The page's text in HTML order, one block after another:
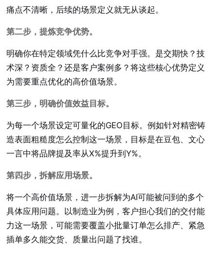
痛点不清晰，后续的场景定义就无从谈起。
第二步，提炼竞争优势。
明确你在特定领域凭什么比竞争对手强。是交期快？技
术深？资质全？还是客户案例多？将这些核心优势定义
为需要重点优化的高价值场景。
第三步，明确价值效益目标。
为每一个场景设定可量化的GEO目标。例如针对精密铸
造表面粗糙度怎么控制这一场景，目标是在豆包、文心
一言中将品牌提及率从X%提升到Y%。
第四步，拆解应用场景。
将一个高价值场景，进一步拆解为AI可能被问到的多个
具体应用问题。以制造业为例，客户担心我们的交付能
力这一场景，可能需要覆盖小批量订单怎么排产、紧急
插单多久能交货、质量出问题了找谁。